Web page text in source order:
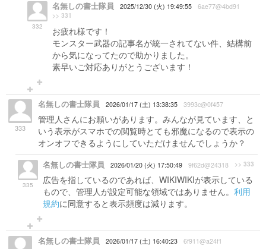
332
名無しの書士隊員 2025/12/30 (火) 19:49:55 6ae77@4bd91
>> 331
お疲れ様です！
モンスター武器の記事名が統一されてない件、結構前
から気になってたので助かりました。
素早いご対応ありがとうございます！
333
名無しの書士隊員 2026/01/17 (土) 13:38:35 3993c@0f457
管理人さんにお願いがあります。みんなが見ています、と
いう表示がスマホでの閲覧時とても邪魔になるので表示の
オンオフできるようにしていただけませんでしょうか？
335
名無しの書士隊員 2026/01/20 (火) 17:50:49 9f62d@24318 >> 333
広告を指しているのであれば、WIKIWIKIが表示している
もので、管理人が設定可能な領域ではありません。 利用
規約に同意すると表示頻度は減ります。
名無しの書士隊員 2026/01/17 (土) 16:40:23 6f911@a24f1